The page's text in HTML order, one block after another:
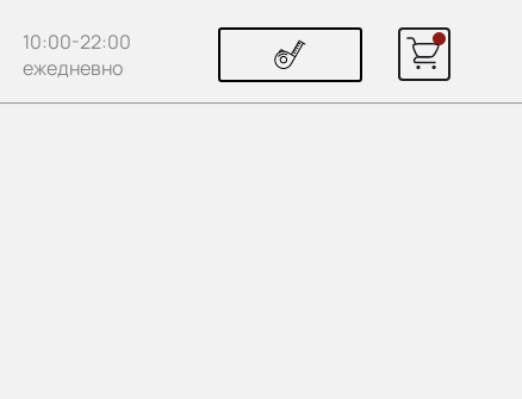
10:00-22:00
ежедневно